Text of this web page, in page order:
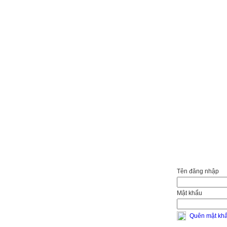
Tên đăng nhập
Mật khẩu
Quên mật